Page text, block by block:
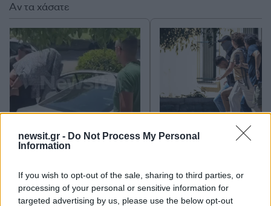
newsit.gr - Do Not Process My Personal
Information
If you wish to opt-out of the sale, sharing to third parties, or
processing of your personal or sensitive information for
targeted advertising by us, please use the below opt-out
Αν τα χάσατε
Μυστράς: Παθολογικά αίτια
«δείχνει» η πρώτη
για τον θάνατο του
90χρονου, που έκρυψε ο
γιος του σε καταψύκτη
Προφυλακίστηκε ο
Τήρησε το δικαίωμα
σιωπής